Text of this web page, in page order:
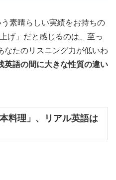
素晴らしい実績をお持ちの
げ」だと感じるのは、至っ
なたのリスニング力が低いわ
英語の間に大きな性質の違い
料理」、リアル英語は